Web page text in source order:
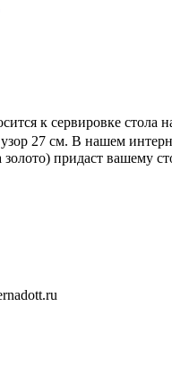
к сервировке
27 см. В нашем
придаст вашему